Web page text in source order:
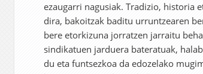
ezaugarri nagusiak. Tradizio, historia
dira, bakoitzak baditu urruntzearen
bere etorkizuna jorratzen jarraitu
sindikatuen jarduera bateratuak,
du eta funtsezkoa da edozelako